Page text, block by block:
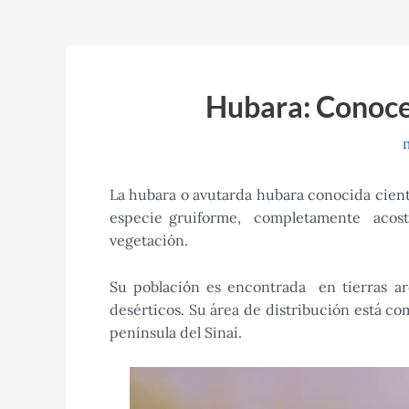
Hubara:
La hubara o avutarda hubara conocida
especie gruiforme, completamente
vegetación.
Su población es encontrada en tierras
desérticos. Su área de distribución está
península del Sinaí.